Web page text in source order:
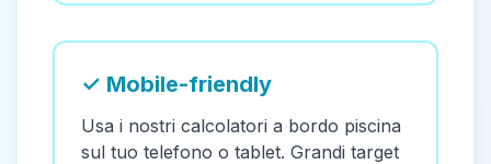
✓ Mobile-friendly
Usa i nostri calcolatori a bordo piscina
sul tuo telefono o tablet. Grandi target